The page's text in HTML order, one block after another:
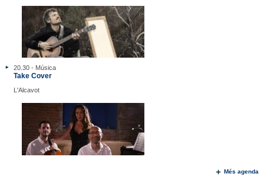
20.30 - Música
Take Cover
L'Alcavot
Més agenda